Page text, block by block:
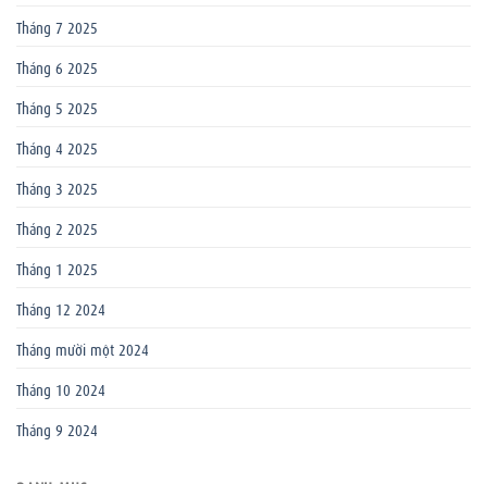
Tháng 7 2025
Tháng 6 2025
Tháng 5 2025
Tháng 4 2025
Tháng 3 2025
Tháng 2 2025
Tháng 1 2025
Tháng 12 2024
Tháng mười một 2024
Tháng 10 2024
Tháng 9 2024